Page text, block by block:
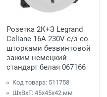
Розетка 2К+З Legrand
Celiane 16A 230V с/з со
шторками безвинтовой
зажим немецкий
стандарт белая 067166
Код товара: 511758
ШхВхГ: 45x45x42 мм